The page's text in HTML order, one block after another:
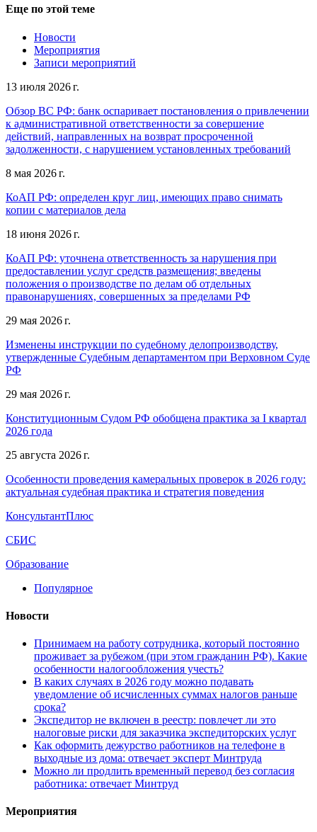
Еще по этой теме
Новости
Мероприятия
Записи мероприятий
13 июля 2026 г.
Обзор ВС РФ: банк оспаривает постановления о привлечении
к административной ответственности за совершение
действий, направленных на возврат просроченной
задолженности, с нарушением установленных требований
8 мая 2026 г.
КоАП РФ: определен круг лиц, имеющих право снимать
копии с материалов дела
18 июня 2026 г.
КоАП РФ: уточнена ответственность за нарушения при
предоставлении услуг средств размещения; введены
положения о производстве по делам об отдельных
правонарушениях, совершенных за пределами РФ
29 мая 2026 г.
Изменены инструкции по судебному делопроизводству,
утвержденные Судебным департаментом при Верховном Суде
РФ
29 мая 2026 г.
Конституционным Судом РФ обобщена практика за I квартал
2026 года
25 августа 2026 г.
Особенности проведения камеральных проверок в 2026 году:
актуальная судебная практика и стратегия поведения
КонсультантПлюс
СБИС
Образование
Популярное
Новости
Принимаем на работу сотрудника, который постоянно
проживает за рубежом (при этом гражданин РФ). Какие
особенности налогообложения учесть?
В каких случаях в 2026 году можно подавать
уведомление об исчисленных суммах налогов раньше
срока?
Экспедитор не включен в реестр: повлечет ли это
налоговые риски для заказчика экспедиторских услуг
Как оформить дежурство работников на телефоне в
выходные из дома: отвечает эксперт Минтруда
Можно ли продлить временный перевод без согласия
работника: отвечает Минтруд
Мероприятия